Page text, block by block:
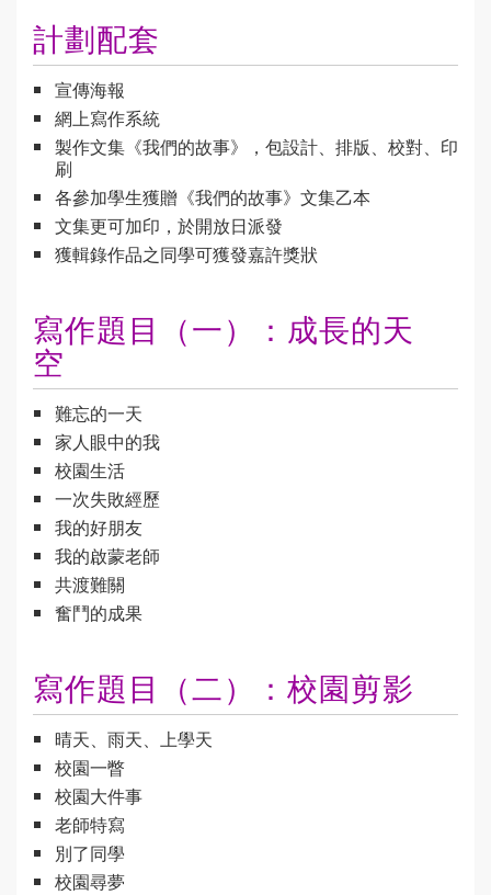
計劃配套
宣傳海報
網上寫作系統
製作文集《我們的故事》，包設計、排版、校對、印
刷
各參加學生獲贈《我們的故事》文集乙本
文集更可加印，於開放日派發
獲輯錄作品之同學可獲發嘉許獎狀
寫作題目（一）：成長的天
空
難忘的一天
家人眼中的我
校園生活
一次失敗經歷
我的好朋友
我的啟蒙老師
共渡難關
奮鬥的成果
寫作題目（二）：校園剪影
晴天、雨天、上學天
校園一瞥
校園大件事
老師特寫
別了同學
校園尋夢